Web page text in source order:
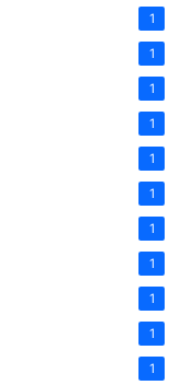
1
1
1
1
1
1
1
1
1
1
1